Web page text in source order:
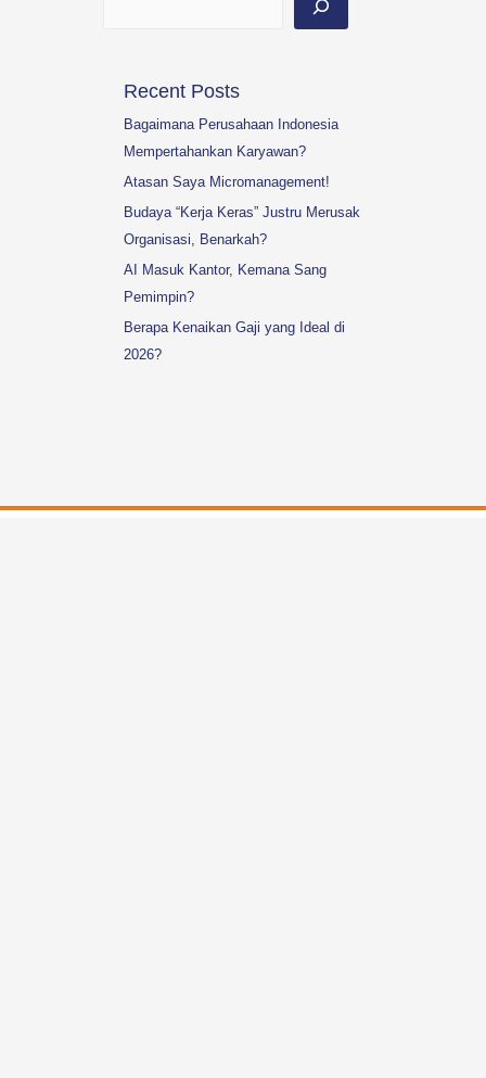
Recent Posts
Bagaimana Perusahaan Indonesia
Mempertahankan Karyawan?
Atasan Saya Micromanagement!
Budaya “Kerja Keras” Justru Merusak
Organisasi, Benarkah?
AI Masuk Kantor, Kemana Sang
Pemimpin?
Berapa Kenaikan Gaji yang Ideal di
2026?